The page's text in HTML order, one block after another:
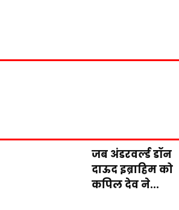
जब अंडरवर्ल्ड डॉन
दाऊद इब्राहिम को
कपिल देव ने...